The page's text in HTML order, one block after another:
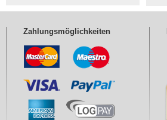
Zahlungsmöglichkeiten